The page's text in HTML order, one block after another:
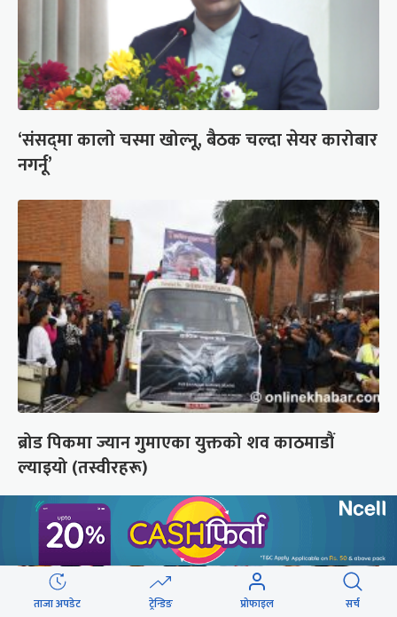
‘संसद्‍मा कालो चस्मा खोल्नू, बैठक चल्दा सेयर कारोबार
नगर्नू’
ब्रोड पिकमा ज्यान गुमाएका युक्तको शव काठमाडौं
ल्याइयो (तस्वीरहरू)
ताजा अपडेट ट्रेन्डिङ प्रोफाइल सर्च